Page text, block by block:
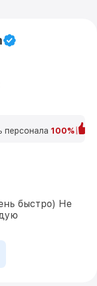
персонала 100%
быстро) Не